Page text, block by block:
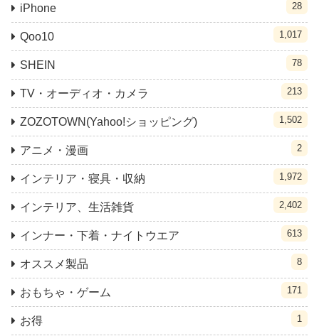
iPhone 28
Qoo10 1,017
SHEIN 78
TV・オーディオ・カメラ 213
ZOZOTOWN(Yahoo!ショッピング) 1,502
アニメ・漫画 2
インテリア・寝具・収納 1,972
インテリア、生活雑貨 2,402
インナー・下着・ナイトウエア 613
オススメ製品 8
おもちゃ・ゲーム 171
お得 1